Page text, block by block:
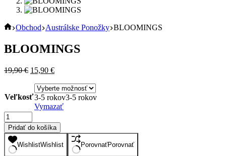
Úvod
Obchod Austrálske Ponožky BLOOMINGS
BLOOMINGS
19,90€ Pôvodná
bola:
19,90 €.
15,90 €Aktuálna
je:
15,90 €.
Veľkosť3-5 rokov3-5 rokov
Vymazať
množstvo
BLOOMINGS
Pridať do košíka
WishlistWishlist PorovnaťPorovnať